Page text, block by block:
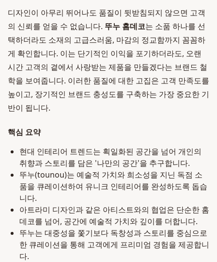
디자인이 아무리 뛰어나도 품질이 뒷받침되지 않으면 고객
의 신뢰를 얻을 수 없습니다. 뚜누 홈데코는 소품 하나를 선
택하더라도 소재의 고급스러움, 마감의 정교함까지 꼼꼼하
게 확인합니다. 이는 단기적인 이익을 포기하더라도, 오랜
시간 고객의 곁에서 사랑받는 제품을 만들겠다는 브랜드 철
학을 보여줍니다. 이러한 품질에 대한 고집은 고객 만족도를
높이고, 장기적인 브랜드 충성도를 구축하는 가장 중요한 기
반이 됩니다.
핵심 요약
현대 인테리어 트렌드는 획일화된 공간을 넘어 개인의
취향과 스토리를 담은 '나만의 공간'을 추구합니다.
뚜누(tounou)는 예술적 가치와 희소성을 지닌 독점 소
품을 큐레이션하여 유니크 인테리어를 완성하도록 돕습
니다.
아트라미 디자인과 같은 아티스트와의 협업은 단순한 홈
데코를 넘어, 공간에 예술적 가치와 깊이를 더합니다.
뚜누는 대중성을 쫓기보다 독창성과 스토리를 중심으로
한 큐레이션을 통해 고객에게 프리미엄 경험을 제공합니
다.